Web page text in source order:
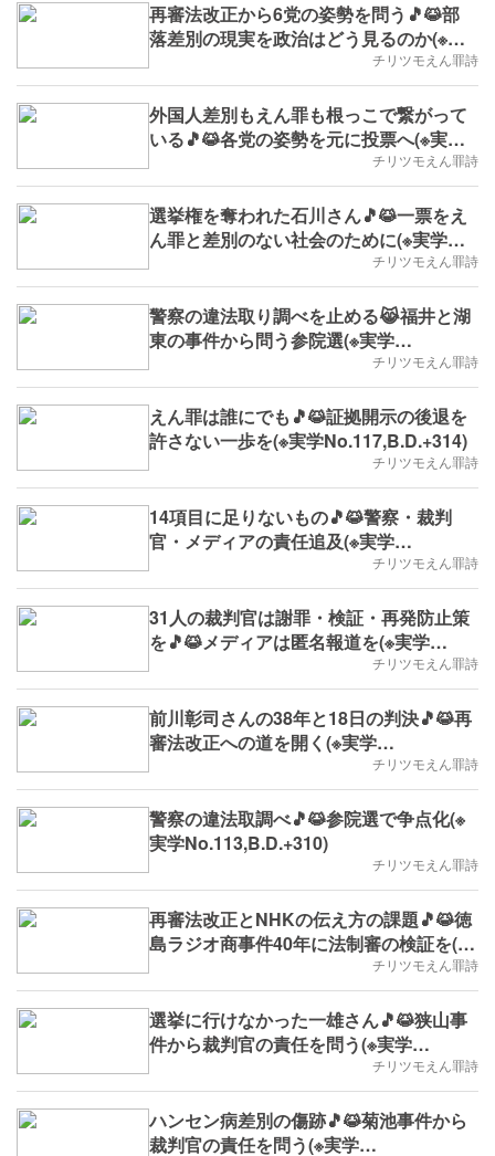
再審法改正から6党の姿勢を問う🎵😹部
落差別の現実を政治はどう見るのか(※実
チリツモえん罪詩
外国人差別もえん罪も根っこで繋がって
いる🎵😹各党の姿勢を元に投票へ(※実学
チリツモえん罪詩
選挙権を奪われた石川さん🎵😹一票をえ
ん罪と差別のない社会のために(※実学
チリツモえん罪詩
警察の違法取り調べを止める😹福井と湖
東の事件から問う参院選(※実学
チリツモえん罪詩
えん罪は誰にでも🎵😹証拠開示の後退を
許さない一歩を(※実学No.117,B.D.+314)
チリツモえん罪詩
14項目に足りないもの🎵😹警察・裁判
官・メディアの責任追及(※実学
チリツモえん罪詩
31人の裁判官は謝罪・検証・再発防止策
を🎵😹メディアは匿名報道を(※実学
No.115,2025/7/14(月)～,B.D.+312)チリツモえん罪詩
前川彰司さんの38年と18日の判決🎵😹再
審法改正への道を開く(※実学
チリツモえん罪詩
警察の違法取調べ🎵😹参院選で争点化(※
実学No.113,B.D.+310)
チリツモえん罪詩
再審法改正とNHKの伝え方の課題🎵😹徳
島ラジオ商事件40年に法制審の検証を(※
チリツモえん罪詩
選挙に行けなかった一雄さん🎵😹狭山事
件から裁判官の責任を問う(※実学
チリツモえん罪詩
ハンセン病差別の傷跡🎵😹菊池事件から
裁判官の責任を問う(※実学